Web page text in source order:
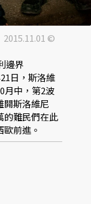
©
邊界
日，斯洛維
月中，第2波
開斯洛維尼
的難民們在此
前進。